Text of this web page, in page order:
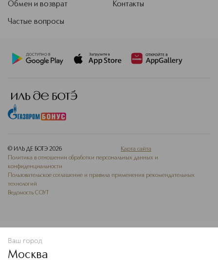
В КОРЗИНУ
Обмен и возврат
Частые вопросы
Контакты
© ИЛЬ ДЕ БОТЭ 2026
Карта сайта
Политика в отношении обработки персональных данных и
конфиденциальности
Пользовательское соглашение и правила применения рекомендательных
технологий
Ведомость СОУТ
Ваш город
Москва